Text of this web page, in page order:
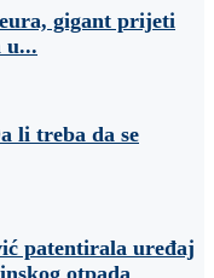
gigant prijeti
u...
li treba da se
patentirala uređaj